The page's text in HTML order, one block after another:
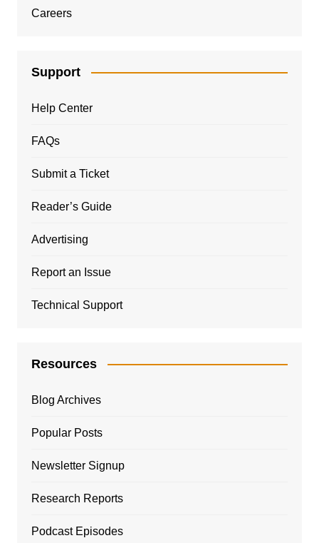
Careers
Support
Help Center
FAQs
Submit a Ticket
Reader’s Guide
Advertising
Report an Issue
Technical Support
Resources
Blog Archives
Popular Posts
Newsletter Signup
Research Reports
Podcast Episodes